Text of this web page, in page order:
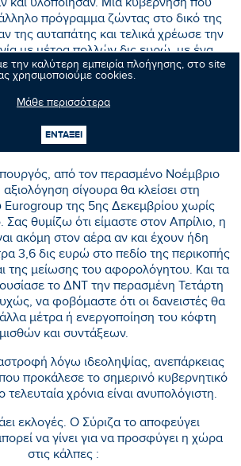
την καλύτερη εμπειρία πλοήγησης, στο site
χρησιμοποιούμε cookies.
Μάθε περισσότερα
ΕΝΤΑΞΕΙ
και υλοποίησαν. Μία κυβέρνηση που
πρόγραμμα ζώντας στο δικό της
της αυταπάτης και τελικά χρέωσε την
με μέτρα πολλών δις ευρώ, με ένα
όπου εκχωρήθηκε η δημόσια περιουσία
ένα κόφτη μισθών και συντάξεων. Και
δεύτερη αξιολόγηση δίνοντας σαφές
Ολημερίς την κλείνανε, το βράδυ
εγκρεμιζόταν.
από τον περασμένο Νοέμβριο
σίγουρα θα κλείσει στη
Eurogroup της 5ης Δεκεμβρίου χωρίς
θυμίζω ότι είμαστε στον Απρίλιο, η
ακόμη στον αέρα αν και έχουν ήδη
3,6 δις ευρώ στο πεδίο της περικοπής
της μείωσης του αφορολόγητου. Και τα
το ΔΝΤ την περασμένη Τετάρτη
να φοβόμαστε ότι οι δανειστές θα
μέτρα ή ενεργοποίηση του κόφτη
μισθών και συντάξεων.
λόγω ιδεοληψίας, ανεπάρκειας
προκάλεσε το σημερινό κυβερνητικό
χρόνια είναι ανυπολόγιστη.
εκλογές. Ο Σύριζα το αποφεύγει
να γίνει για να προσφύγει η χώρα
στις κάλπες :